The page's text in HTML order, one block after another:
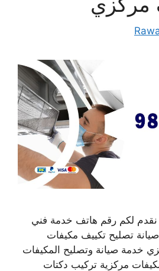
لكم رقم هاتف خدمة فني
تصليح تكييف مكيفات
خدمة صيانة وتصليح المكيفات
مركزية تركيب دكتات